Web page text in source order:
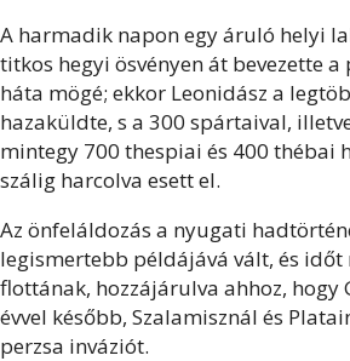
A harmadik napon egy áruló helyi
titkos hegyi ösvényen át bevezette
háta mögé; ekkor Leonidász a
hazaküldte, s a 300 spártaival,
mintegy 700 thespiai és 400 thébai
szálig harcolva esett el.
Az önfeláldozás a nyugati
legismertebb példájává vált, és időt
flottának, hozzájárulva ahhoz, hogy
évvel később, Szalamisznál és
perzsa inváziót.